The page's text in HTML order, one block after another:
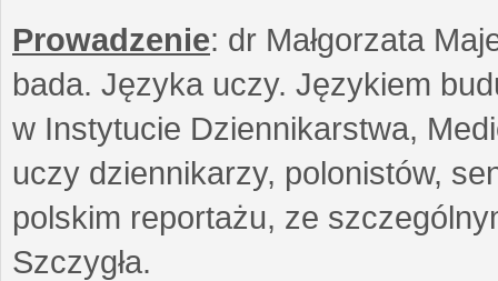
Prowadzenie: dr Małgorzata
bada. Języka uczy. Językiem
w Instytucie Dziennikarstwa,
uczy dziennikarzy, polonistów,
polskim reportażu, ze
Szczygła.